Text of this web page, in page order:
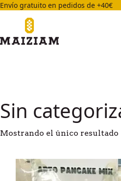
Envío gratuito en pedidos de +40€
Sin
Mostrando el único resultado